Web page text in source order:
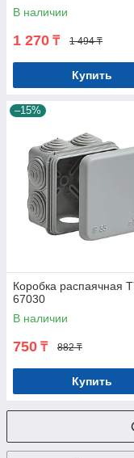
В наличии
1 270 ₸ 1 494 ₸
Купить
–15%
Коробка распаячная
67030
В наличии
750 ₸ 882 ₸
Купить